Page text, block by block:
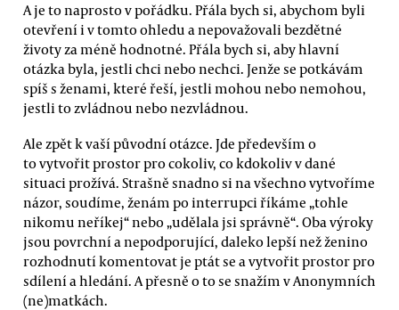
A je to naprosto v pořádku. Přála bych si, abychom byli
otevření i v tomto ohledu a nepovažovali bezdětné
životy za méně hodnotné. Přála bych si, aby hlavní
otázka byla, jestli chci nebo nechci. Jenže se potkávám
spíš s ženami, které řeší, jestli mohou nebo nemohou,
jestli to zvládnou nebo nezvládnou.
Ale zpět k vaší původní otázce. Jde především o
to vytvořit prostor pro cokoliv, co kdokoliv v dané
situaci prožívá. Strašně snadno si na všechno vytvoříme
názor, soudíme, ženám po interrupci říkáme „tohle
nikomu neříkej“ nebo „udělala jsi správně“. Oba výroky
jsou povrchní a nepodporující, daleko lepší než ženino
rozhodnutí komentovat je ptát se a vytvořit prostor pro
sdílení a hledání. A přesně o to se snažím v Anonymních
(ne)matkách.